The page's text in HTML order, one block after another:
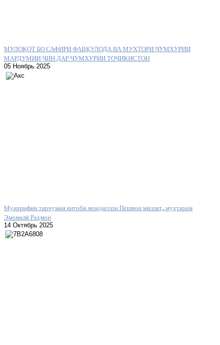
МУЛОҚОТ БО САФИРИ ФАВҚУЛОДА ВА МУХТОРИ ҶУМҲУРИИ
МАРДУМИИ ЧИН ДАР ҶУМҲУРИИ ТОҶИКИСТОН
05 Ноябрь 2025
Муаррифии тарҷумаи китоби мондагори Пешвои миллат, муҳтарам
Эмомалӣ Раҳмон
14 Октябрь 2025